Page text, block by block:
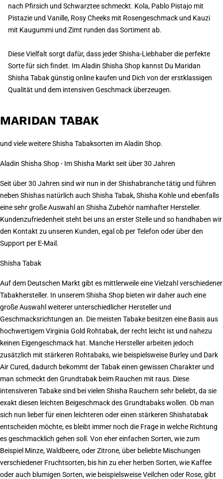
nach Pfirsich und Schwarztee schmeckt. Kola, Pablo Pistajo mit
Pistazie und Vanille, Rosy Cheeks mit Rosengeschmack und Kauzi
mit Kaugummi und Zimt runden das Sortiment ab.
Diese Vielfalt sorgt dafür, dass jeder Shisha-Liebhaber die perfekte
Sorte für sich findet. Im Aladin Shisha Shop kannst Du Maridan
Shisha Tabak günstig online kaufen und Dich von der erstklassigen
Qualität und dem intensiven Geschmack überzeugen.
MARIDAN TABAK
und viele weitere Shisha Tabaksorten im Aladin Shop.
Aladin Shisha Shop - Im Shisha Markt seit über 30 Jahren
Seit über 30 Jahren sind wir nun in der Shishabranche tätig und führen
neben Shishas natürlich auch Shisha Tabak, Shisha Kohle und ebenfalls
eine sehr große Auswahl an Shisha Zubehör namhafter Hersteller.
Kundenzufriedenheit steht bei uns an erster Stelle und so handhaben wir
den Kontakt zu unseren Kunden, egal ob per Telefon oder über den
Support per E-Mail.
Shisha Tabak
Auf dem Deutschen Markt gibt es mittlerweile eine Vielzahl verschiedener
Tabakhersteller. In unserem Shisha Shop bieten wir daher auch eine
große Auswahl weiterer unterschiedlicher Hersteller und
Geschmacksrichtungen an. Die meisten Tabake besitzen eine Basis aus
hochwertigem Virginia Gold Rohtabak, der recht leicht ist und nahezu
keinen Eigengeschmack hat. Manche Hersteller arbeiten jedoch
zusätzlich mit stärkeren Rohtabaks, wie beispielsweise Burley und Dark
Air Cured, dadurch bekommt der Tabak einen gewissen Charakter und
man schmeckt den Grundtabak beim Rauchen mit raus. Diese
intensiveren Tabake sind bei vielen Shisha Rauchern sehr beliebt, da sie
exakt diesen leichten Beigeschmack des Grundtabaks wollen. Ob man
sich nun lieber für einen leichteren oder einen stärkeren Shishatabak
entscheiden möchte, es bleibt immer noch die Frage in welche Richtung
es geschmacklich gehen soll. Von eher einfachen Sorten, wie zum
Beispiel Minze, Waldbeere, oder Zitrone, über beliebte Mischungen
verschiedener Fruchtsorten, bis hin zu eher herben Sorten, wie Kaffee
oder auch blumigen Sorten, wie beispielsweise Veilchen oder Rose, gibt